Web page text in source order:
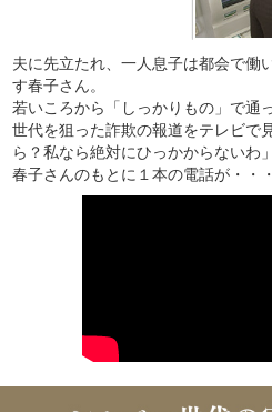
夫に先立たれ、一人息子は都会で働
す春子さん。
若いころから「しっかりもの」で通
世代を狙った詐欺の報道をテレビで
ら？私なら絶対にひっかからないわ
春子さんのもとに１本の電話が・・・